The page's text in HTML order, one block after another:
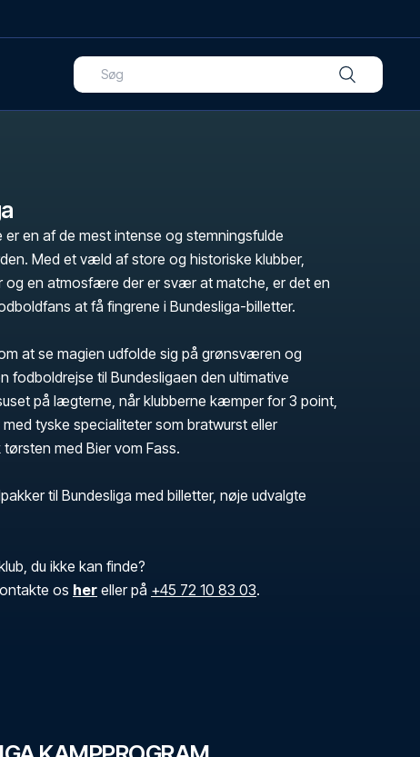
er en af de mest intense og stemningsfulde
Med et væld af store og historiske klubber,
og en atmosfære der er svær at matche, er det en
at få fingrene i Bundesliga-billetter.
at se magien udfolde sig på grønsværen og
fodboldrejse til Bundesligaen den ultimative
på lægterne, når klubberne kæmper for 3 point,
tyske specialiteter som bratwurst eller
med Bier vom Fass.
til Bundesliga med billetter, nøje udvalgte
du ikke kan finde?
os her eller på +45 72 10 83 03.